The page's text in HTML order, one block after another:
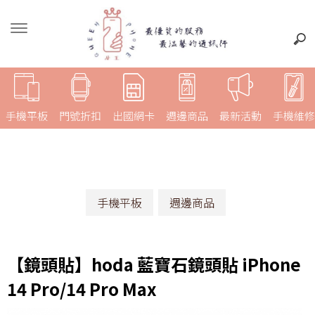
手機平板 門號折扣 週邊商品 最新活動 手機維修
出國網卡
手機平板 週邊商品
【鏡頭貼】hoda 藍寶石鏡頭貼 iPhone
14 Pro/14 Pro Max